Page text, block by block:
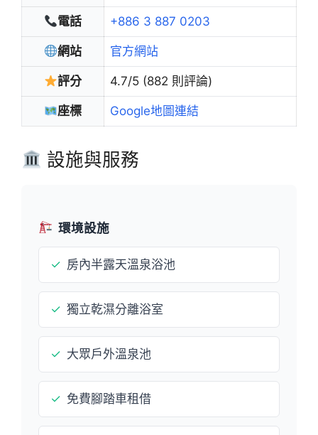
電話 +886 3 887 0203
網站 官方網站
評分 4.7/5 (882 則評論)
座標 Google地圖連結
設施與服務
環境設施
✓ 房內半露天溫泉浴池
✓ 獨立乾濕分離浴室
✓ 大眾戶外溫泉池
✓ 免費腳踏車租借